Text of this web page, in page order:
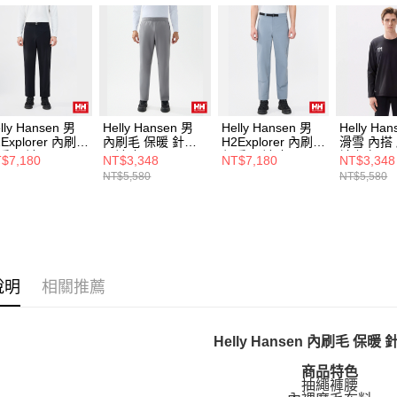
Hansen 男
內刷毛
長褲 黑
Helly Hansen 男
內刷毛 保暖 針織
長褲 灰
NT$3,348
NT$5,580
Helly Hansen 男
H2Explorer 內刷毛
保暖 長褲 灰
NT$7,180
Helly
滑雪 內搭
袖上衣 黑
NT$3,348
NT$5,580
明 相關推薦
Helly Hansen 內刷毛 保暖
商品特色
抽繩褲腰